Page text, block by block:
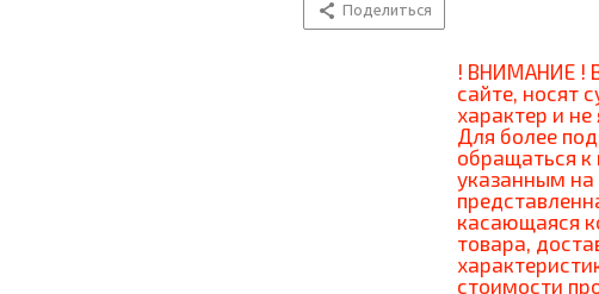
Поделиться
! ВНИМАНИЕ !
сайте, носят
характер и
Для более
обращаться
указанным на
касающаяся
товара,
стоимости